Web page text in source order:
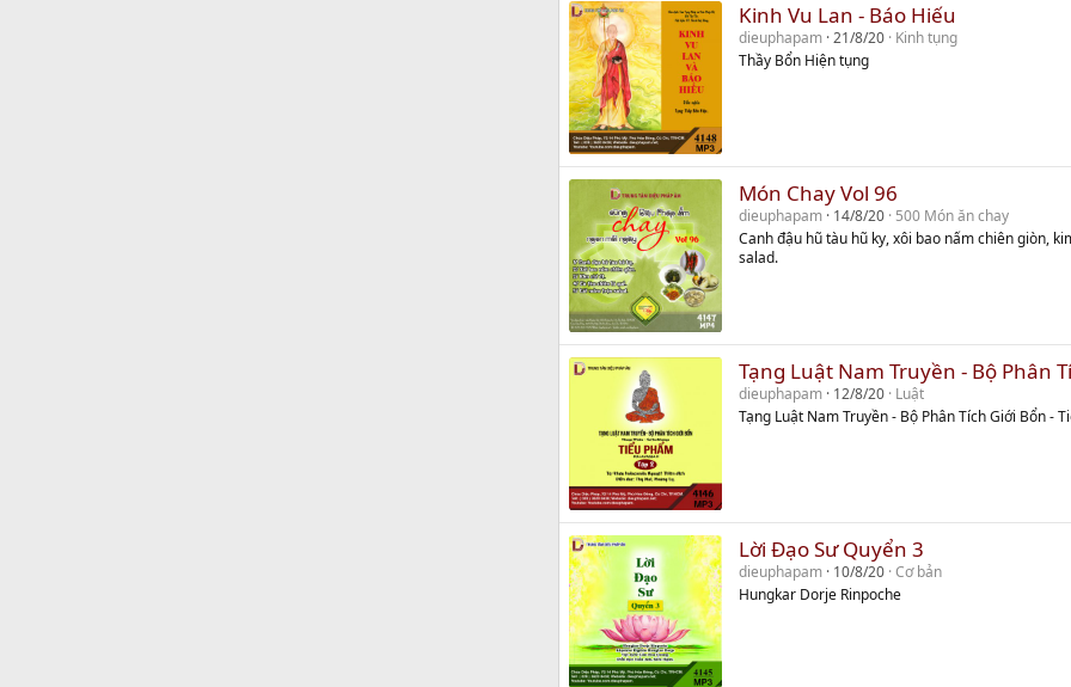
Kinh Vu Lan - Báo Hiếu
dieuphapam 21/8/20 Kinh tụng
Thầy Bổn Hiện tụng
Món Chay Vol 96
dieuphapam 14/8/20 500 Món ăn chay
Canh đậu hũ tàu hũ ky, xôi bao nấm chiên giòn,
salad.
Tạng Luật Nam Truyền - Bộ Phân
dieuphapam 12/8/20 Luật
Tạng Luật Nam Truyền - Bộ Phân Tích Giới Bổn -
Lời Đạo Sư Quyển 3
dieuphapam 10/8/20 Cơ bản
Hungkar Dorje Rinpoche